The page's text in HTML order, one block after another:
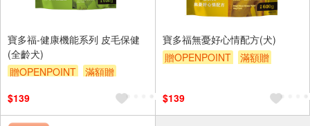
寶多福-健康機能系列 皮毛保健
(全齡犬)
贈OPENPOINT
滿額贈
$139
寶多福無憂好心情配方(犬)
贈OPENPOINT
滿額贈
$139